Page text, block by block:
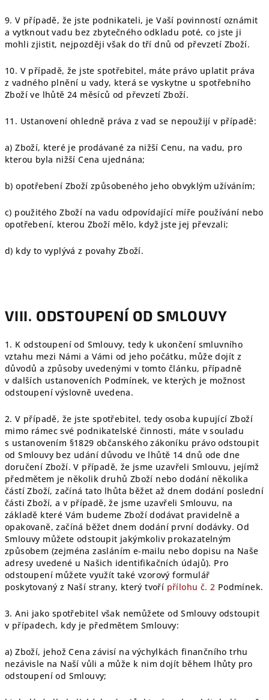
9. V případě, že jste podnikateli, je Vaší povinností oznámit
a vytknout vadu bez zbytečného odkladu poté, co jste ji
mohli zjistit, nejpozději však do tří dnů od převzetí Zboží.
10. V případě, že jste spotřebitel, máte právo uplatit práva
z vadného plnění u vady, která se vyskytne u spotřebního
Zboží ve lhůtě 24 měsíců od převzetí Zboží.
11. Ustanovení ohledně práva z vad se nepoužijí v případě:
a) Zboží, které je prodávané za nižší Cenu, na vadu, pro
kterou byla nižší Cena ujednána;
b) opotřebení Zboží způsobeného jeho obvyklým užíváním;
c) použitého Zboží na vadu odpovídající míře používání nebo
opotřebení, kterou Zboží mělo, když jste jej převzali;
d) kdy to vyplývá z povahy Zboží.
VIII. ODSTOUPENÍ OD SMLOUVY
1. K odstoupení od Smlouvy, tedy k ukončení smluvního
vztahu mezi Námi a Vámi od jeho počátku, může dojít z
důvodů a způsoby uvedenými v tomto článku, případně
v dalších ustanoveních Podmínek, ve kterých je možnost
odstoupení výslovně uvedena.
2.V případě, že jste spotřebitel, tedy osoba kupující Zboží
mimo rámec své podnikatelské činnosti, máte v souladu
s ustanovením §1829 občanského zákoníku právo odstoupit
od Smlouvy bez udání důvodu ve lhůtě 14 dnů ode dne
doručení Zboží. V případě, že jsme uzavřeli Smlouvu, jejímž
předmětem je několik druhů Zboží nebo dodání několika
částí Zboží, začíná tato lhůta běžet až dnem dodání poslední
části Zboží, a v případě, že jsme uzavřeli Smlouvu, na
základě které Vám budeme Zboží dodávat pravidelně a
opakovaně, začíná běžet dnem dodání první dodávky. Od
Smlouvy můžete odstoupit jakýmkoliv prokazatelným
způsobem (zejména zasláním e-mailu nebo dopisu na Naše
adresy uvedené u Našich identifikačních údajů). Pro
odstoupení můžete využít také vzorový formulář
poskytovaný z Naší strany, který tvoří přílohu č. 2 Podmínek.
3. Ani jako spotřebitel však nemůžete od Smlouvy odstoupit
v případech, kdy je předmětem Smlouvy:
a) Zboží, jehož Cena závisí na výchylkách finančního trhu
nezávisle na Naší vůli a může k nim dojít během lhůty pro
odstoupení od Smlouvy;